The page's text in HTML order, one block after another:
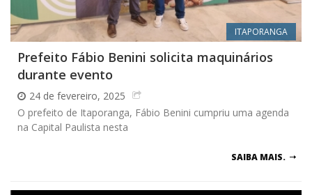
ITAPORANGA
Prefeito Fábio Benini solicita maquinários
durante evento
24 de fevereiro, 2025
O prefeito de Itaporanga, Fábio Benini cumpriu uma agenda
na Capital Paulista nesta
SAIBA MAIS.